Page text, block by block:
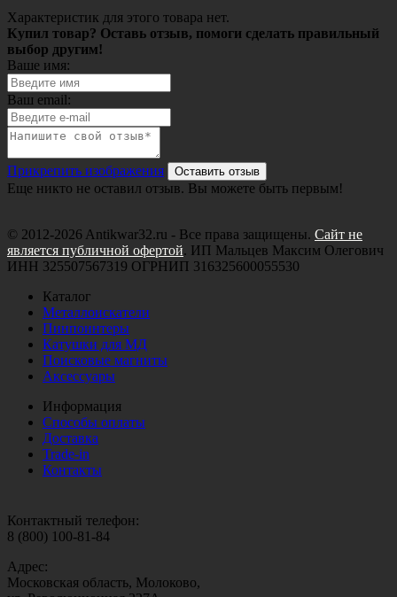
Характеристик для этого товара нет.
Купил товар? Оставь отзыв, помоги сделать правильный
выбор другим!
Ваше имя:
Ваш email:
Прикрепить изображения Оставить отзыв
Еще никто не оставил отзыв. Вы можете быть первым!
© 2012-2026 Antikwar32.ru - Все права защищены. Сайт не
является публичной офертой. ИП Мальцев Максим Олегович
ИНН 325507567319 ОГРНИП 316325600055530
Каталог
Металлоискатели
Пинпоинтеры
Катушки для МД
Поисковые магниты
Аксессуары
Информация
Способы оплаты
Доставка
Trade-in
Контакты
Контактный телефон:
8 (800) 100-81-84
Адрес:
Московская область, Молоково,